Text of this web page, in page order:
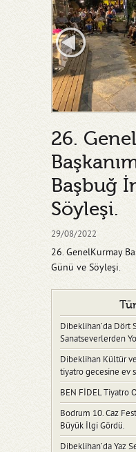
26.
Başbuğ
Söyleşi.
29/08/2022
26. GenelKurmay
Günü ve Söyleşi.
Dibeklihan’da Dört
Sanatseverlerden
Dibeklihan Kültür
tiyatro gecesine ev
BEN FİDEL Tiyatro
Bodrum 10. Caz
Büyük İlgi Gördü.
Dibeklihan’da Yaz